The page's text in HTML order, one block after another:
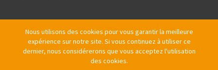
Nous utilisons des cookies pour vous garantir la meilleure
expérience sur notre site. Si vous continuez à utiliser ce
dernier, nous considérerons que vous acceptez l'utilisation
des cookies.